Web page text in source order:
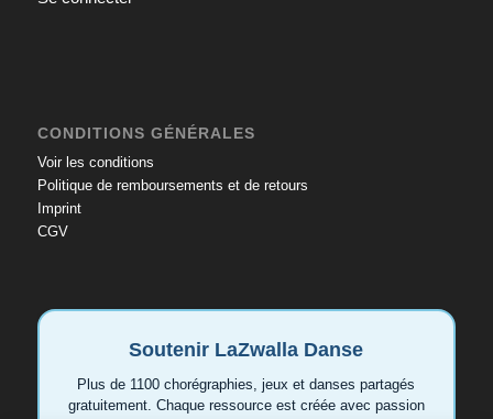
CONDITIONS GÉNÉRALES
Voir les conditions
Politique de remboursements et de retours
Imprint
CGV
Soutenir LaZwalla Danse
Plus de 1100 chorégraphies, jeux et danses partagés
gratuitement. Chaque ressource est créée avec passion